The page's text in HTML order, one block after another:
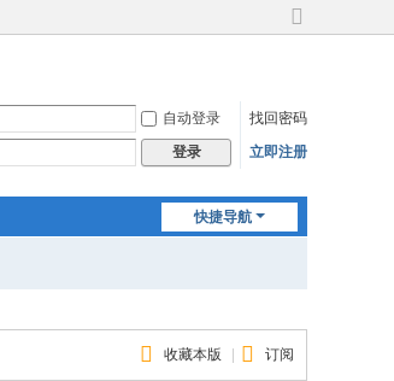
切
版
自动登录
找回密码
登录 立即注册
快捷导航
收藏本版 订阅